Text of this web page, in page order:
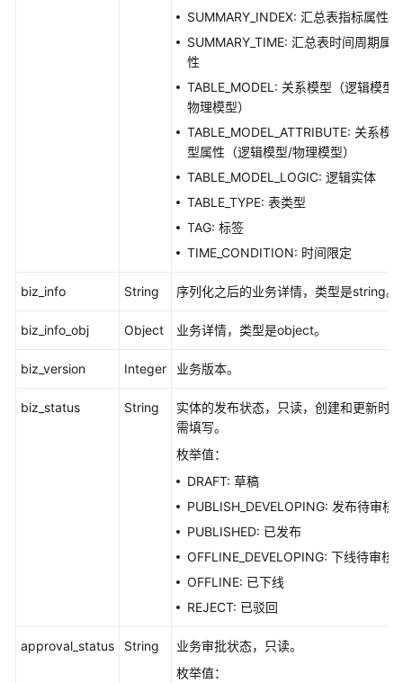
SUMMARY_INDEX: 汇总表指标属性
SUMMARY_TIME: 汇总表时间周期属
性
TABLE_MODEL: 关系模型（逻辑模型/
物理模型）
TABLE_MODEL_ATTRIBUTE: 关系模
型属性（逻辑模型/物理模型）
TABLE_MODEL_LOGIC: 逻辑实体
TABLE_TYPE: 表类型
TAG: 标签
TIME_CONDITION: 时间限定
biz_info String 序列化之后的业务详情，类型是string。
biz_info_obj Object 业务详情，类型是object。
biz_version Integer 业务版本。
biz_status String
实体的发布状态，只读，创建和更新时无
需填写。
枚举值：
DRAFT: 草稿
PUBLISH_DEVELOPING: 发布待审核
PUBLISHED: 已发布
OFFLINE_DEVELOPING: 下线待审核
OFFLINE: 已下线
REJECT: 已驳回
approval_status String
业务审批状态，只读。
枚举值：